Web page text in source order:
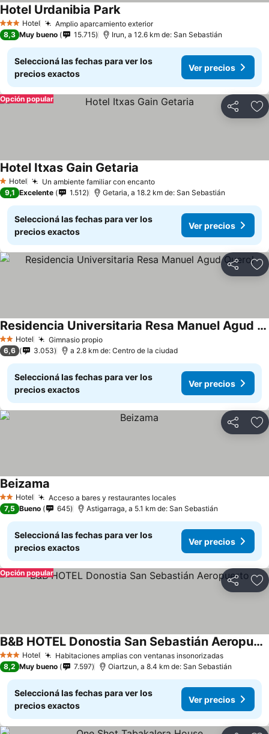
3 Estrellas
Hotel Amplio aparcamiento exterior
Hotel Urdanibia Park
8,3 Muy bueno 15.715 Irun, a 12.6 km de: San Sebastián
Seleccioná las fechas para ver los
precios exactos
Ver precios
Compartir
Opción popular
1 Estrellas
Hotel Un ambiente familiar con encanto
Hotel Itxas Gain Getaria
9,1 Excelente 1.512 Getaria, a 18.2 km de: San Sebastián
Seleccioná las fechas para ver los
precios exactos
Ver precios
Compartir
2 Estrellas
Hotel Gimnasio propio
Residencia Universitaria Resa Manuel Agud Querol
6,6 3.053 a 2.8 km de: Centro de la ciudad
Seleccioná las fechas para ver los
precios exactos
Ver precios
Compartir
2 Estrellas
Hotel Acceso a bares y restaurantes locales
Beizama
7,5 Bueno 645 Astigarraga, a 5.1 km de: San Sebastián
Seleccioná las fechas para ver los
precios exactos
Ver precios
Compartir
Opción popular
3 Estrellas
Hotel Habitaciones amplias con ventanas insonorizadas
B&B HOTEL Donostia San Sebastián Aeropuerto
8,2 Muy bueno 7.597 Oiartzun, a 8.4 km de: San Sebastián
Seleccioná las fechas para ver los
precios exactos
Ver precios